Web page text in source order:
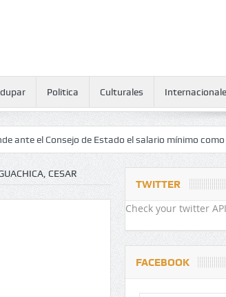
Politica Culturales
Consejo de Estado el salario mínimo como
CESAR
TWITTER
Check your twitter
FACEBOOK